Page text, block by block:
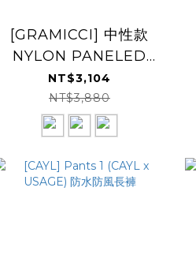
[GRAMICCI] 中性款
NYLON PANELED
TREK PANT
NT$3,104
NT$3,880